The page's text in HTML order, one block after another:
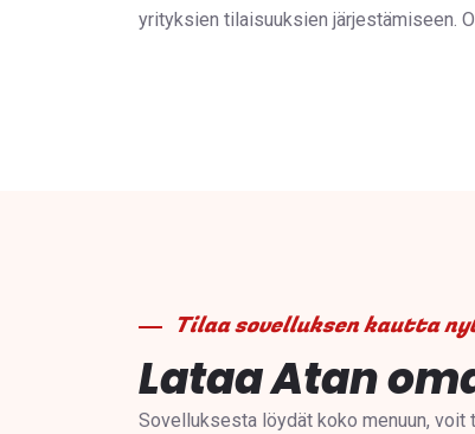
yrityksien tilaisuuksien järjestämiseen.
Tilaa sovelluksen kautta
Lataa Atan
Sovelluksesta löydät koko menuun, voit